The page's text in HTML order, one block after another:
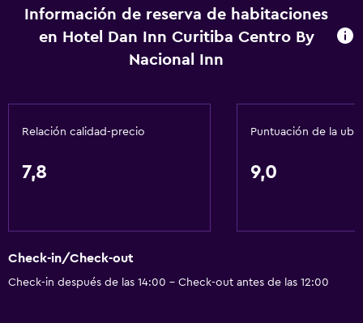
Información de reserva de habitaciones
en Hotel Dan Inn Curitiba Centro By
Nacional Inn
Relación calidad-precio
7,8
Puntuación de la
9,0
Check-in/Check-out
Check-in después de las 14:00 - Check-out antes de las 12:00